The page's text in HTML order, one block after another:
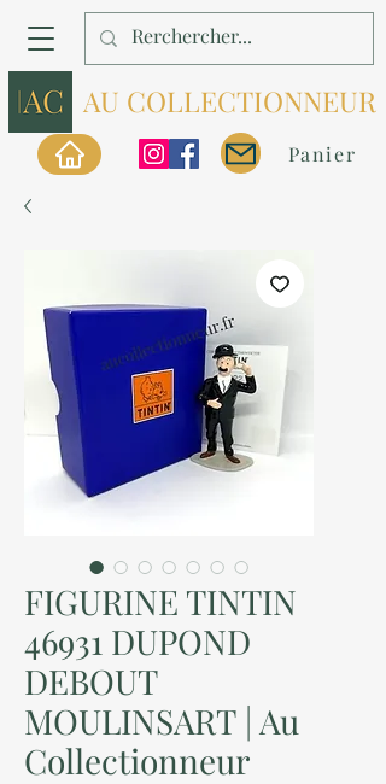
AU COLLECTIONNEUR
Panier
FIGURINE TINTIN
46931 DUPOND
DEBOUT
MOULINSART | Au
Collectionneur